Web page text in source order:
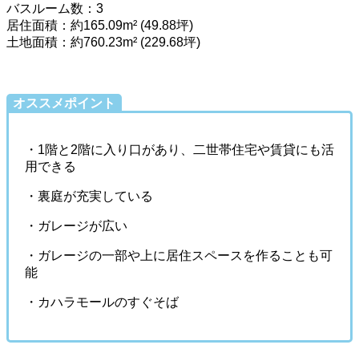
バスルーム数：3
居住面積：約165.09m² (49.88坪)
土地面積：約760.23m² (229.68坪)
オススメポイント
・1階と2階に入り口があり、二世帯住宅や賃貸にも活
用できる
・裏庭が充実している
・ガレージが広い
・ガレージの一部や上に居住スペースを作ることも可
能
・カハラモールのすぐそば